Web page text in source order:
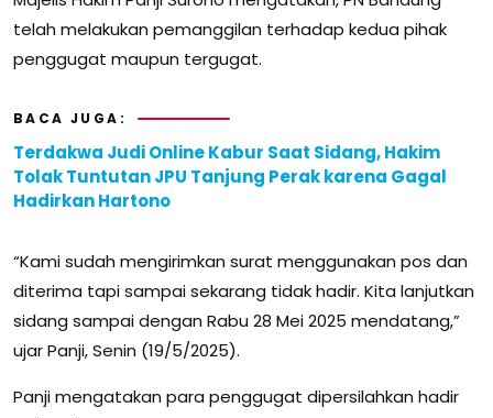
telah melakukan pemanggilan terhadap kedua pihak
penggugat maupun tergugat.
BACA JUGA:
Terdakwa Judi Online Kabur Saat Sidang, Hakim
Tolak Tuntutan JPU Tanjung Perak karena Gagal
Hadirkan Hartono
“Kami sudah mengirimkan surat menggunakan pos dan
diterima tapi sampai sekarang tidak hadir. Kita lanjutkan
sidang sampai dengan Rabu 28 Mei 2025 mendatang,”
ujar Panji, Senin (19/5/2025).
Panji mengatakan para penggugat dipersilahkan hadir